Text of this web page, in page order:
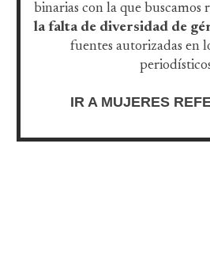
binarias con la que buscamos
la falta de diversidad de
fuentes autorizadas en
IR A MUJERES